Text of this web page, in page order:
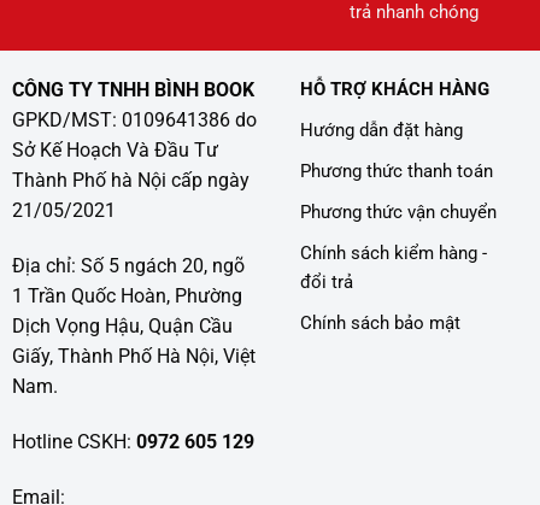
trả nhanh chóng
CÔNG TY TNHH BÌNH BOOK
GPKD/MST: 0109641386 do
Sở Kế Hoạch Và Đầu Tư
Thành Phố hà Nội cấp ngày
21/05/2021
Địa chỉ: Số 5 ngách 20, ngõ
1 Trần Quốc Hoàn, Phường
Dịch Vọng Hậu, Quận Cầu
Giấy, Thành Phố Hà Nội, Việt
Nam.
Hotline CSKH: 0972 605 129
Email:
HỖ TRỢ KHÁCH HÀNG
Hướng dẫn đặt hàng
Phương thức thanh toán
Phương thức vận chuyển
Chính sách kiểm hàng -
đổi trả
Chính sách bảo mật